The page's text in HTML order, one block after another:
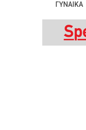
ΓΥΝΑΙΚΑ